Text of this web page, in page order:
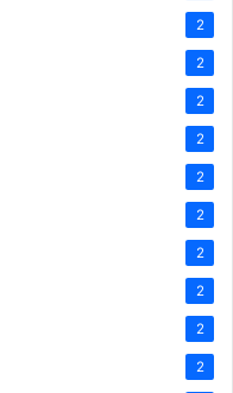
2
2
2
2
2
2
2
2
2
2